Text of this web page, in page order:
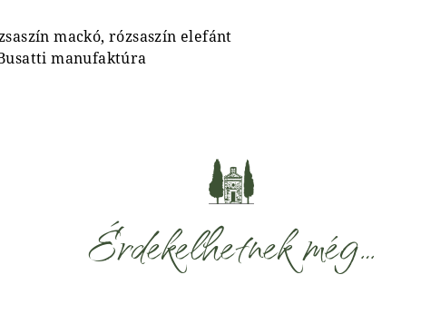
mackó, rózsaszín elefánt
manufaktúra
Érdekelhetnek még…